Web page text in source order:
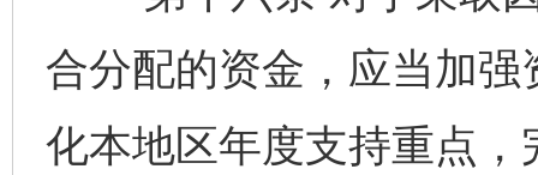
合分配的资金，应当加
化本地区年度支持重点